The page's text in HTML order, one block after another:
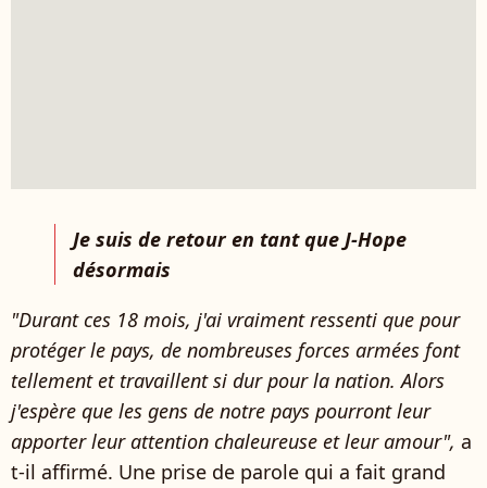
Je suis de retour en tant que J-Hope
désormais
"Durant ces 18 mois, j'ai vraiment ressenti que pour
protéger le pays, de nombreuses forces armées font
tellement et travaillent si dur pour la nation. Alors
j'espère que les gens de notre pays pourront leur
apporter leur attention chaleureuse et leur amour", a
t-il affirmé. Une prise de parole qui a fait grand